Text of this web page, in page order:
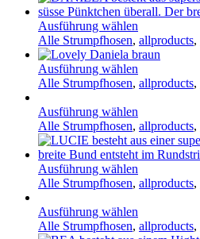
Ausführung wählen
Alle Strumpfhosen, allproducts,
Ausführung wählen
Alle Strumpfhosen, allproducts,
Ausführung wählen
Alle Strumpfhosen, allproducts,
Ausführung wählen
Alle Strumpfhosen, allproducts,
Ausführung wählen
Alle Strumpfhosen, allproducts,